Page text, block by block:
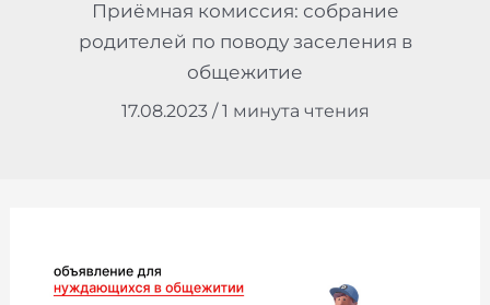
Приёмная комиссия: собрание
родителей по поводу заселения в
общежитие
17.08.2023 /1 минута чтения